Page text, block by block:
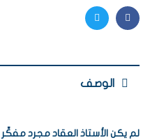
Facebook
Twitter
الوصف
لم يكن الأستاذ العقاد مجرد